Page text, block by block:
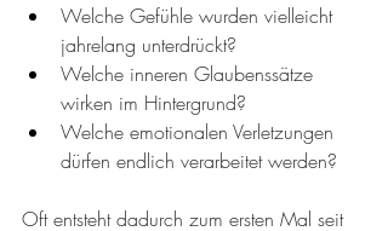
Welche Gefühle wurden vielleicht
jahrelang unterdrückt?
Welche inneren Glaubenssätze
wirken im Hintergrund?
Welche emotionalen Verletzungen
dürfen endlich verarbeitet werden?
Oft entsteht dadurch zum ersten Mal seit